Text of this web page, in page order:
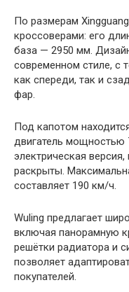
По размерам
кроссоверами: его
база — 2950 мм.
современном стиле, с
как спереди, так и
фар.
Под капотом
двигатель мощностью
электрическая
раскрыты.
составляет 190 км/ч.
Wuling предлагает
включая панорамную
решётки радиатора и
позволяет
покупателей.